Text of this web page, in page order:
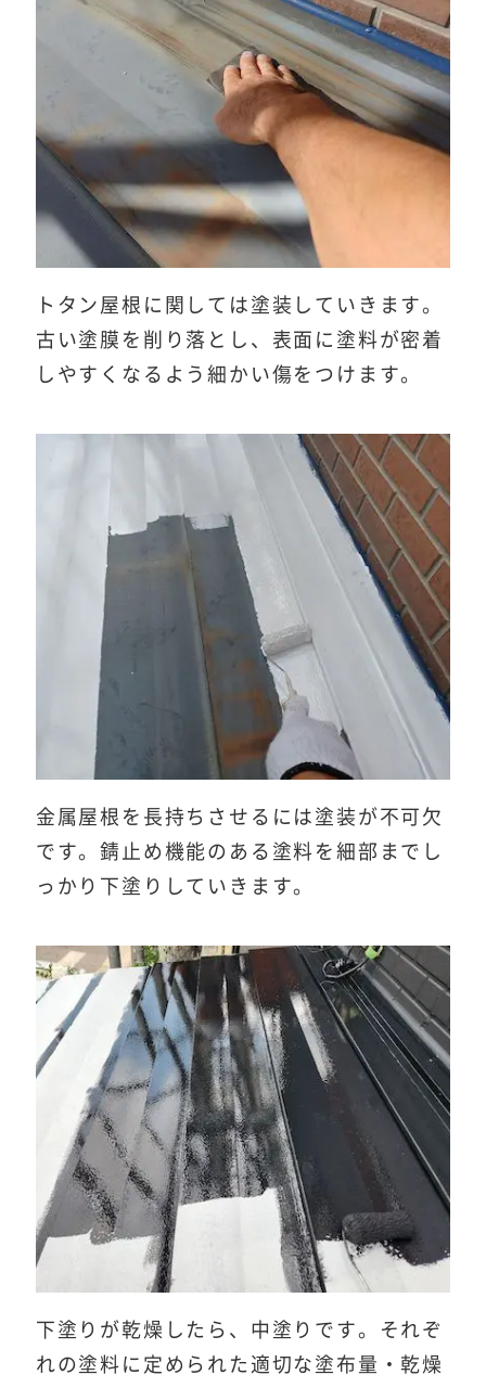
トタン屋根に関しては塗装していきます。
古い塗膜を削り落とし、表面に塗料が密着
しやすくなるよう細かい傷をつけます。
金属屋根を長持ちさせるには塗装が不可欠
です。錆止め機能のある塗料を細部までし
っかり下塗りしていきます。
下塗りが乾燥したら、中塗りです。それぞ
れの塗料に定められた適切な塗布量・乾燥